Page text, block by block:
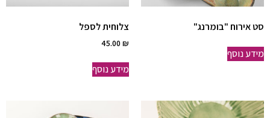
סט אירוח "בומרנג"
מידע נוסף
צלוחית לספל
45.00₪
מידע נוסף